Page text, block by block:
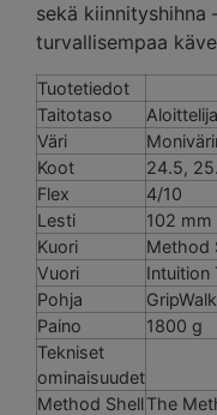
sekä kiinnityshihna
turvallisempaa
Tuotetiedot
Taitotaso
Väri
Koot
24.5,
Flex
4/10
Lesti
102 mm
Kuori
Method
Vuori
Intuition
Pohja
GripWalk
Paino
1800 g
Tekniset
ominaisuudet
Method ShellThe